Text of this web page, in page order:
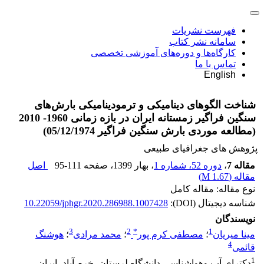
فهرست نشریات
سامانه نشر کتاب
کارگاه‌ها و دوره‌های آموزشی تخصصی
تماس با ما
English
شناخت الگوهای دینامیکی و ترمودینامیکی بارش‌های
سنگین فراگیر زمستانه ایران در بازه زمانی 1960- 2010
(مطالعه موردی بارش سنگین فراگیر 05/12/1974)
پژوهش های جغرافیای طبیعی
مقاله 7
، دوره 52، شماره 1 ، بهار 1399 ، صفحه 95-111
اصل
مقاله (1.67 M
)
نوع مقاله: مقاله کامل
شناسه دیجیتال (DOI):
10.22059/jphgr.2020.286988.1007428
نویسندگان
مینا میریان1؛ مصطفی کرم پور *
2؛ محمد مرادی3؛ هوشنگ
قائمی4
1